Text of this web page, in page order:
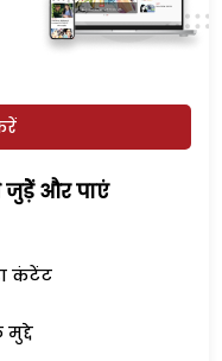
जुड़ेें और पाएं
कंटेंट